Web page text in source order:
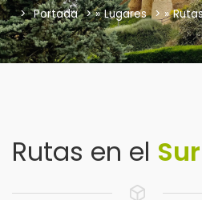
Portada » Lugares »
Rutas en el